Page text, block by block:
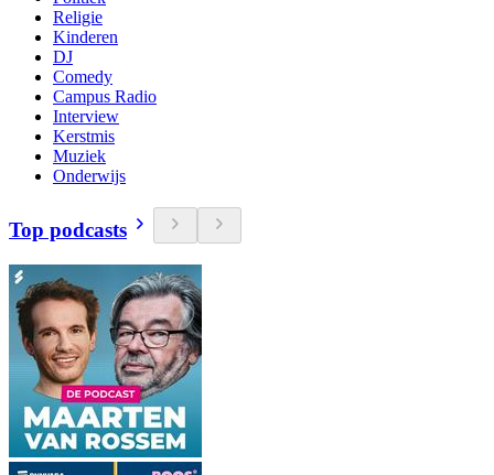
Religie
Kinderen
DJ
Comedy
Campus Radio
Interview
Kerstmis
Muziek
Onderwijs
Top podcasts